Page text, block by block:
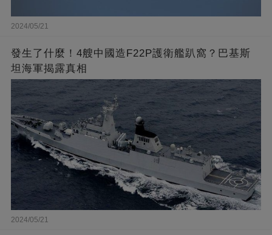
2024/05/21
發生了什麼！4艘中國造F22P護衛艦趴窩？巴基斯
坦海軍揭露真相
2024/05/21